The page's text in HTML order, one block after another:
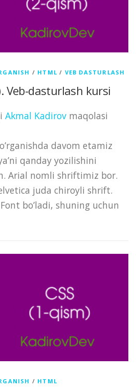
/ HTML / VEB DASTURLASH
Veb-dasturlash kursi
Akmal Kadirov maqolasi
o’rganishda davom etamiz
qanday yozilishini
Arial nomli shriftimiz bor.
juda chiroyli shrift.
bo’ladi, shuning uchun
/ HTML